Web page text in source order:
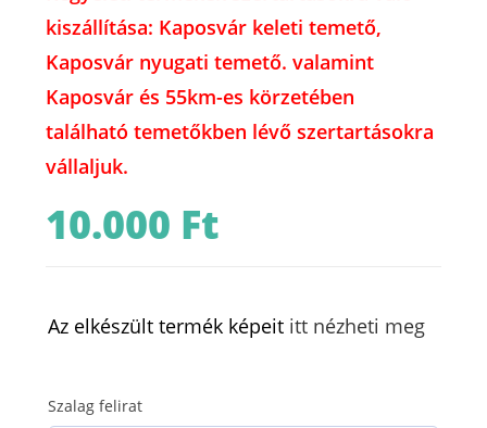
kiszállítása: Kaposvár keleti temető,
Kaposvár nyugati temető. valamint
Kaposvár és 55km-es körzetében
található temetőkben lévő szertartásokra
vállaljuk.
10.000 Ft
Az elkészült termék képeit itt nézheti meg
Szalag felirat